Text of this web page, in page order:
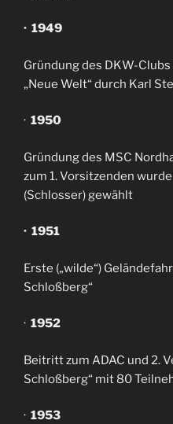
· 1949
Gründung des DKW-
„Neue Welt“ durch Karl
· 1950
Gründung des MSC
zum 1. Vorsitzenden
(Schlosser) gewählt
· 1951
Erste („wilde“)
Schloßberg“
· 1952
Beitritt zum ADAC und 2.
Schloßberg“ mit 80
· 1953